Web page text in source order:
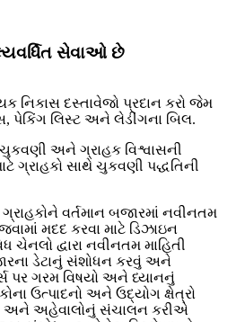
સેવાઓ છે
નિકાસ દસ્તાવેજો પ્રદાન કરો જેમ
પેકિંગ લિસ્ટ અને લેડીંગના બિલ.
અને ગ્રાહક વિશ્વાસની
ગ્રાહકો સાથે ચુકવણી પદ્ધતિની
વર્તમાન બજારમાં નવીનતમ
મદદ કરવા માટે ડિઝાઇન
ચેનલો દ્વારા નવીનતમ માહિતી
ડેટાનું સંશોધન કરવું અને
પર ગરમ વિષયો અને ધ્યાનનું
ઉત્પાદનો અને ઉદ્યોગ ક્ષેત્રો
અને અહેવાલોનું સંચાલન કરીએ